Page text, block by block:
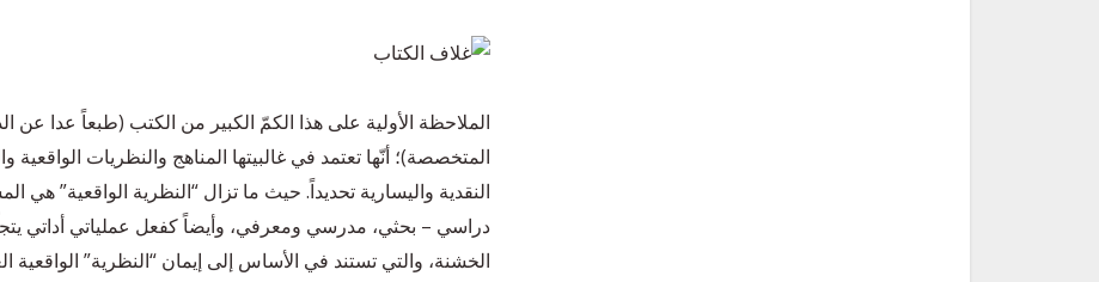
الملاحظة الأولية على هذا الكمّ الكبير من الكتب (طبعاً عدا عن
المتخصصة)؛ أنّها تعتمد في غالبيتها المناهج والنظريات الواقعية
النقدية واليسارية تحديداً. حيث ما تزال “النظرية الواقعية”
دراسي – بحثي، مدرسي ومعرفي، وأيضاً كفعل عملياتي أداتي
الخشنة، والتي تستند في الأساس إلى إيمان “النظرية” الواقعية